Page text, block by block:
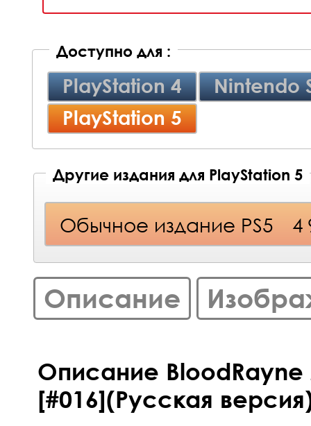
Доступно для :
PlayStation 4
Nintendo
PlayStation 5
Другие издания для PlayStation 5
Обычное издание PS5 4
Описание
Описание BloodRayne
[#016](Русская